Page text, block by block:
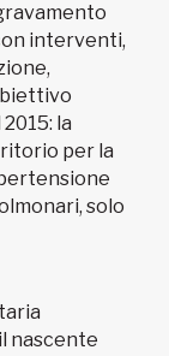
interventi,
la
per la
solo
nascente